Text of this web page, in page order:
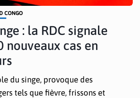
CONGO
: la RDC signale
nouveaux cas en
du singe, provoque des
tels que fièvre, frissons et